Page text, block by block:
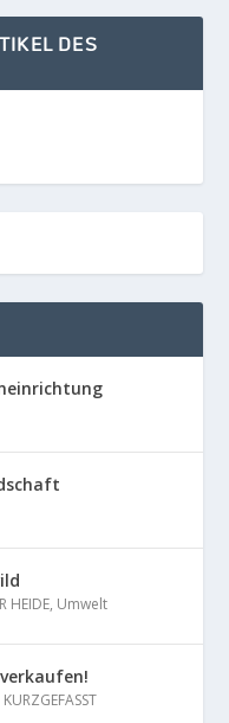
DES
HEIDE, Umwelt
KURZGEFASST